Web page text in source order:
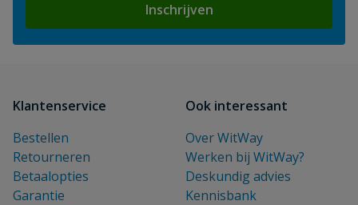
Inschrijven
Klantenservice
Bestellen
Retourneren
Betaalopties
Garantie
Ook interessant
Over WitWay
Werken bij WitWay?
Deskundig advies
Kennisbank